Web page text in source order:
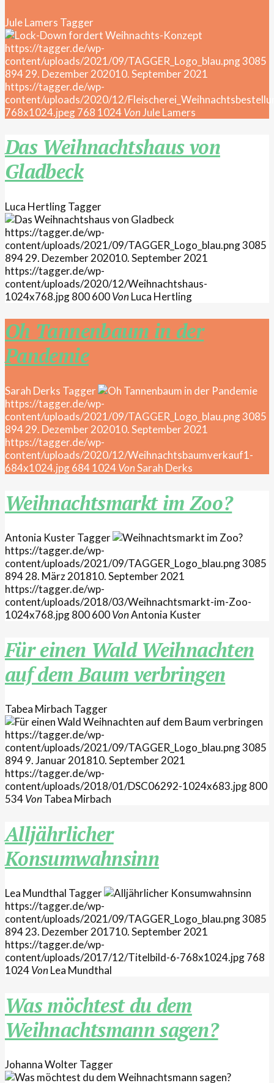
Jule Lamers Tagger
https://tagger.de/wp-
content/uploads/2021/09/TAGGER_Logo_blau.png3085
89429. Dezember 202010. September 2021
https://tagger.de/wp-
content/uploads/2020/12/
768x1024.jpeg768 1024VonJule Lamers
Das Weihnachtshaus von
Gladbeck
Luca HertlingTagger
https://tagger.de/wp-
content/uploads/2021/09/TAGGER_Logo_blau.png3085
89429. Dezember 202010. September 2021
https://tagger.de/wp-
content/uploads/2020/12/Weihnachtshaus-
1024x768.jpg800600VonLuca Hertling
Oh Tannenbaum in der
Pandemie
Sarah Derks Tagger
https://tagger.de/wp-
content/uploads/2021/09/TAGGER_Logo_blau.png3085
89429. Dezember 202010. September 2021
https://tagger.de/wp-
content/uploads/2020/12/Weihnachtsbaumverkauf1-
684x1024.jpg6841024VonSarah Derks
Weihnachtsmarkt im Zoo?
Antonia KusterTagger
https://tagger.de/wp-
content/uploads/2021/09/TAGGER_Logo_blau.png3085
89428. März 201810. September 2021
https://tagger.de/wp-
content/uploads/2018/03/Weihnachtsmarkt-im-Zoo-
1024x768.jpg800600VonAntonia Kuster
Für einen Wald Weihnachten
auf dem Baum verbringen
Tabea Mirbach Tagger
https://tagger.de/wp-
content/uploads/2021/09/TAGGER_Logo_blau.png3085
8949. Januar 201810. September 2021
https://tagger.de/wp-
content/uploads/2018/01/DSC06292-1024x683.jpg800
534VonTabea Mirbach
Alljährlicher
Konsumwahnsinn
Lea Mundthal Tagger
https://tagger.de/wp-
content/uploads/2021/09/TAGGER_Logo_blau.png3085
89423. Dezember 201710. September 2021
https://tagger.de/wp-
content/uploads/2017/12/Titelbild-6-768x1024.jpg768
1024VonLea Mundthal
Was möchtest du dem
Weihnachtsmann sagen?
Johanna WolterTagger